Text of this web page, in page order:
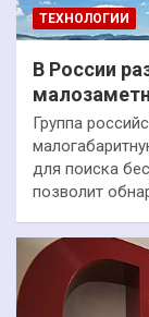
ТЕХНОЛОГИИ
В России
Группа
для поиска
позволит